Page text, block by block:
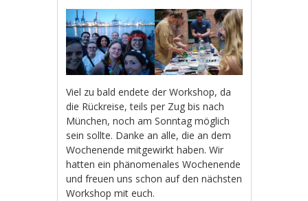
Viel zu bald endete der Workshop, da
die Rückreise, teils per Zug bis nach
München, noch am Sonntag möglich
sein sollte. Danke an alle, die an dem
Wochenende mitgewirkt haben. Wir
hatten ein phänomenales Wochenende
und freuen uns schon auf den nächsten
Workshop mit euch.